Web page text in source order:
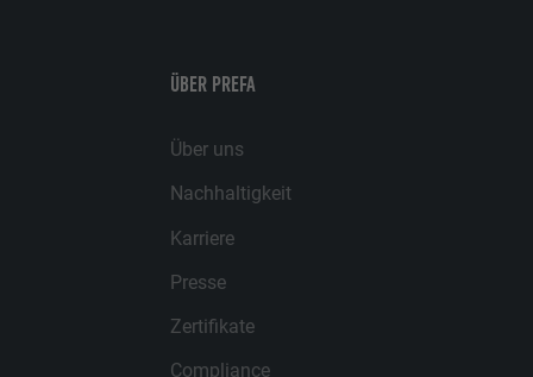
ÜBER PREFA
Über uns
Nachhaltigkeit
Karriere
Presse
Zertifikate
Compliance